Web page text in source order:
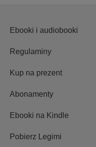
Ebooki i audiobooki
Regulaminy
Kup na prezent
Abonamenty
Ebooki na Kindle
Pobierz Legimi